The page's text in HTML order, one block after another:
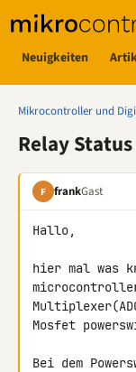
Neuigkeiten
Mikrocontroller und
Relay
F frankGast
Hallo,
hier mal was
Mosfet
Bei dem